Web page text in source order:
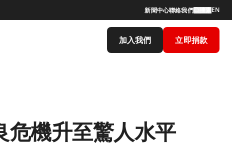
新聞中心聯絡我們 EN
加入我們 立即捐款
機升至驚人水平